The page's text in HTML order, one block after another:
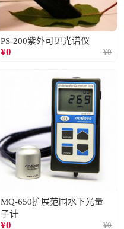
PS-200紫外可见光谱仪
¥0 ¥0
MQ-650扩展范围水下光量
子计
¥0 ¥0